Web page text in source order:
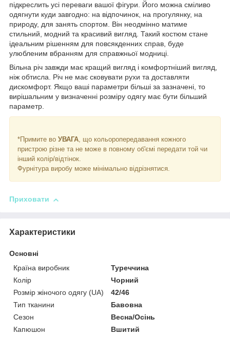
підкреслить усі переваги вашої фігури. Його можна сміливо
одягнути куди завгодно: на відпочинок, на прогулянку, на
природу, для занять спортом. Він неодмінно матиме
стильний, модний та красивий вигляд. Такий костюм стане
ідеальним рішенням для повсякденних справ, буде
улюбленим вбранням для справжньої модниці.
Вільна річ завжди має кращий вигляд і комфортніший вигляд,
ніж обтисла. Річ не має сковувати рухи та доставляти
дискомфорт. Якщо ваші параметри більші за зазначені, то
вирішальним у визначенні розміру одягу має бути більший
параметр.
*Примите во УВАГА, що кольоропередавання кожного
пристрою різне та не може в повному об'ємі передати той чи
інший колір/відтінок.
Фурнітура виробу може мінімально відрізнятися.
Приховати
Характеристики
Основні
Країна виробник
Туреччина
Колір
Чорний
Розмір жіночого одягу (UA)
42/46
Тип тканини
Бавовна
Сезон
Весна/Осінь
Капюшон
Вшитий